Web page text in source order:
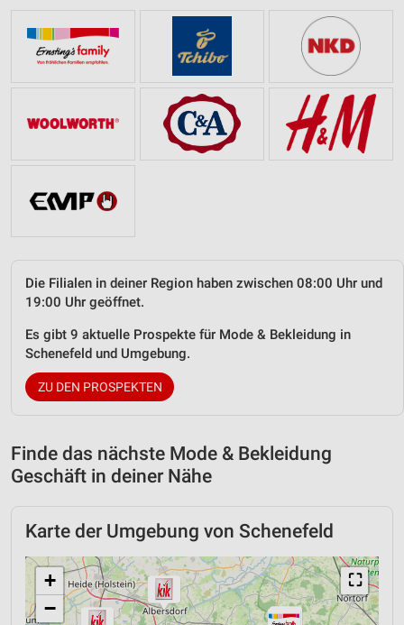
Die Filialen in deiner Region haben zwischen 08:00 Uhr und
19:00 Uhr geöffnet.
Es gibt 9 aktuelle Prospekte für Mode & Bekleidung in
Schenefeld und Umgebung.
ZU DEN PROSPEKTEN
Finde das nächste Mode & Bekleidung
Geschäft in deiner Nähe
Karte der Umgebung von Schenefeld
⛶
+
−